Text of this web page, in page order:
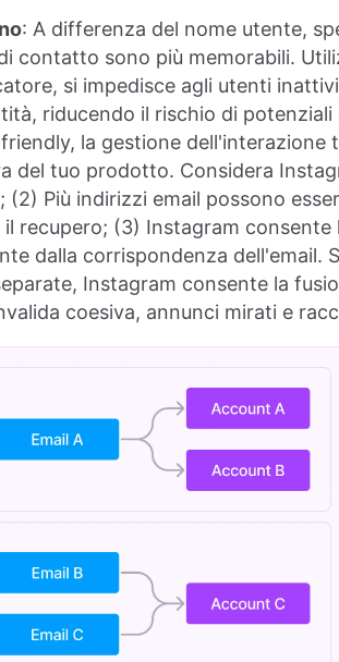
: A differenza del nome utente,
contatto sono più memorabili.
si impedisce agli utenti
riducendo il rischio di
la gestione dell'interazione
del tuo prodotto. Considera
(2) Più indirizzi email possono
recupero; (3) Instagram consente
dalla corrispondenza dell'email.
Instagram consente la
coesiva, annunci mirati e